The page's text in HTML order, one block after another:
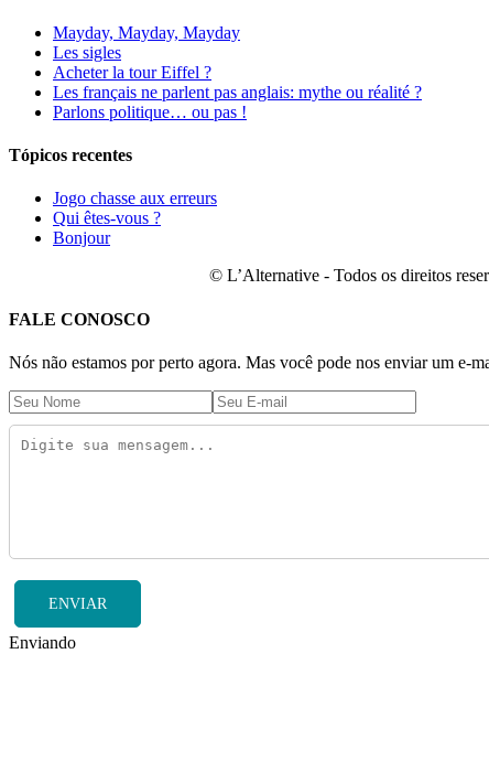
Mayday, Mayday, Mayday
Les sigles
Acheter la tour Eiffel ?
Les français ne parlent pas anglais: mythe ou réalité ?
Parlons politique… ou pas !
Tópicos recentes
Jogo chasse aux erreurs
Qui êtes-vous ?
Bonjour
© L’Alternative - Todos os direitos
FALE CONOSCO
Nós não estamos por perto agora. Mas você pode nos enviar um e-
ENVIAR
Enviando